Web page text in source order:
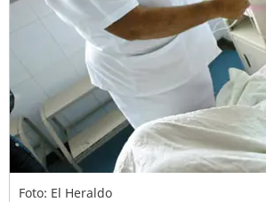
Foto: El Heraldo